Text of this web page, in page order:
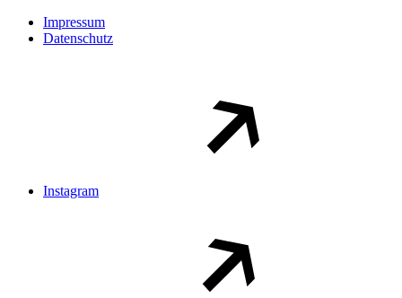
Impressum
Datenschutz
Instagram